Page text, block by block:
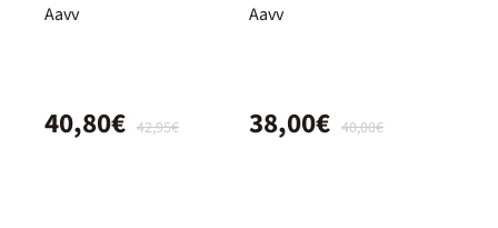
Aavv
42,95€
40,80€
Aavv
40,00€
38,00€